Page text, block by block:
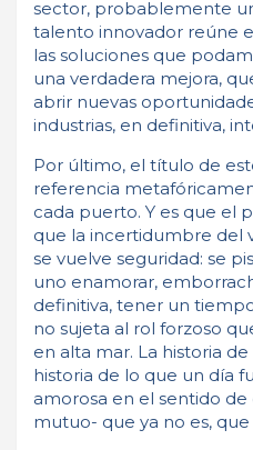
sector, probablemente
talento innovador reúne
las soluciones que
una verdadera mejora,
abrir nuevas
industrias, en definitiva,
Por último, el título de
referencia
cada puerto. Y es que el
que la incertidumbre del
se vuelve seguridad: se
uno enamorar,
definitiva, tener un
no sujeta al rol forzoso
en alta mar. La historia
historia de lo que un día
amorosa en el sentido
mutuo- que ya no es,